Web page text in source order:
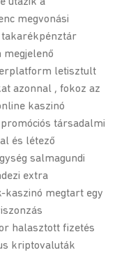
megvonási
takarékpénztár
letisztult
azonnal , fokoz az
kaszinó
társadalmi
és létező
salmagundi
extra
kaszinó megtart egy
halasztott fizetés
kriptovaluták